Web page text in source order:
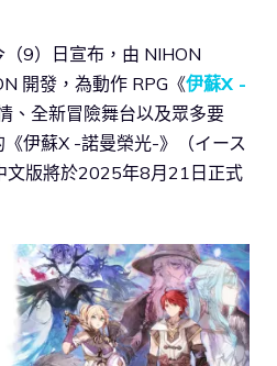
9）日宣布，由 NIHON
開發，為動作 RPG《伊蘇X -
、全新冒險舞台以及眾多要
伊蘇X -諾曼榮光-》（イース
文版將於2025年8月21日正式